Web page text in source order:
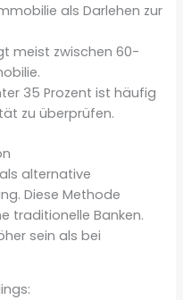
als Darlehen zur
meist zwischen 60-
35 Prozent ist häufig
zu überprüfen.
alternative
Diese Methode
traditionelle Banken.
sein als bei